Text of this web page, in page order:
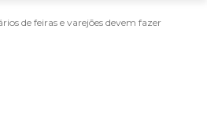
de feiras e varejões devem fazer